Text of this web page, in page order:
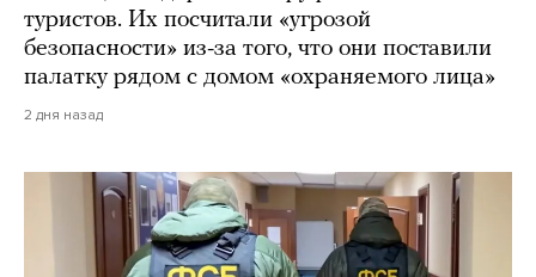
туристов. Их посчитали «угрозой
безопасности» из-за того, что они поставили
палатку рядом с домом «охраняемого лица»
2 дня назад